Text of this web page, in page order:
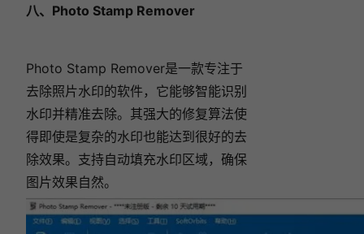
八、Photo Stamp Remover
Photo Stamp Remover是一款专注于
去除照片水印的软件，它能够智能识别
水印并精准去除。其强大的修复算法使
得即使是复杂的水印也能达到很好的去
除效果。支持自动填充水印区域，确保
图片效果自然。